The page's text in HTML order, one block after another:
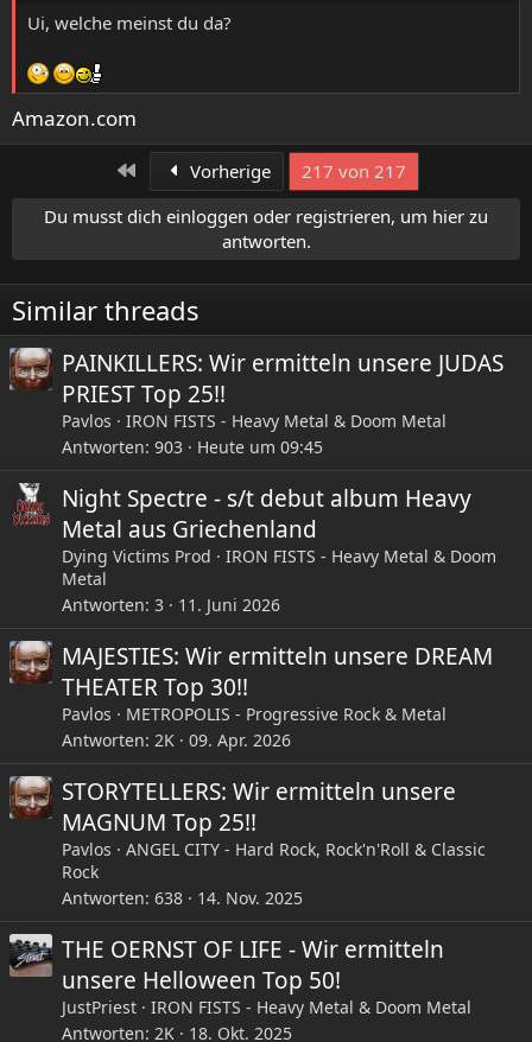
Ui, welche meinst du da?
Amazon.com
Erste Vorherige
217 von 217
Du musst dich einloggen oder registrieren, um hier zu
antworten.
Similar threads
PAINKILLERS: Wir ermitteln unsere JUDAS
PRIEST Top 25!!
Pavlos
IRON FISTS - Heavy Metal & Doom Metal
Antworten 903 Heute um 09:45
Night Spectre - s/t debut album Heavy
Metal aus Griechenland
Dying Victims Prod
IRON FISTS - Heavy Metal & Doom
Metal
Antworten 3 11. Juni 2026
MAJESTIES: Wir ermitteln unsere DREAM
THEATER Top 30!!
Pavlos
METROPOLIS - Progressive Rock & Metal
Antworten 2K 09. Apr. 2026
STORYTELLERS: Wir ermitteln unsere
MAGNUM Top 25!!
Pavlos
ANGEL CITY - Hard Rock, Rock'n'Roll & Classic
Rock
Antworten 638 14. Nov. 2025
THE OERNST OF LIFE - Wir ermitteln
unsere Helloween Top 50!
JustPriest
IRON FISTS - Heavy Metal & Doom Metal
Antworten 2K 18. Okt. 2025